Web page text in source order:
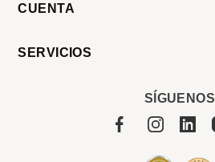
CUENTA
SERVICIOS
SÍGUENOS